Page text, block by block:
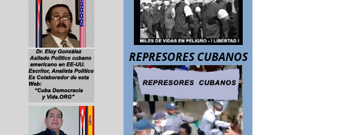
REPRESORES CUBANOS